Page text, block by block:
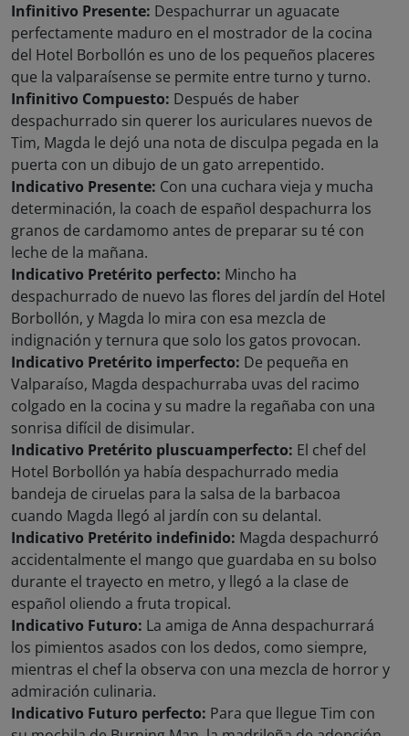
Infinitivo Presente: Despachurrar un aguacate
perfectamente maduro en el mostrador de la cocina
del Hotel Borbollón es uno de los pequeños placeres
que la valparaísense se permite entre turno y turno.
Infinitivo Compuesto: Después de haber
despachurrado sin querer los auriculares nuevos de
Tim, Magda le dejó una nota de disculpa pegada en la
puerta con un dibujo de un gato arrepentido.
Indicativo Presente: Con una cuchara vieja y mucha
determinación, la coach de español despachurra los
granos de cardamomo antes de preparar su té con
leche de la mañana.
Indicativo Pretérito perfecto: Mincho ha
despachurrado de nuevo las flores del jardín del Hotel
Borbollón, y Magda lo mira con esa mezcla de
indignación y ternura que solo los gatos provocan.
Indicativo Pretérito imperfecto: De pequeña en
Valparaíso, Magda despachurraba uvas del racimo
colgado en la cocina y su madre la regañaba con una
sonrisa difícil de disimular.
Indicativo Pretérito pluscuamperfecto: El chef del
Hotel Borbollón ya había despachurrado media
bandeja de ciruelas para la salsa de la barbacoa
cuando Magda llegó al jardín con su delantal.
Indicativo Pretérito indefinido: Magda despachurró
accidentalmente el mango que guardaba en su bolso
durante el trayecto en metro, y llegó a la clase de
español oliendo a fruta tropical.
Indicativo Futuro: La amiga de Anna despachurrará
los pimientos asados con los dedos, como siempre,
mientras el chef la observa con una mezcla de horror y
admiración culinaria.
Indicativo Futuro perfecto: Para que llegue Tim con